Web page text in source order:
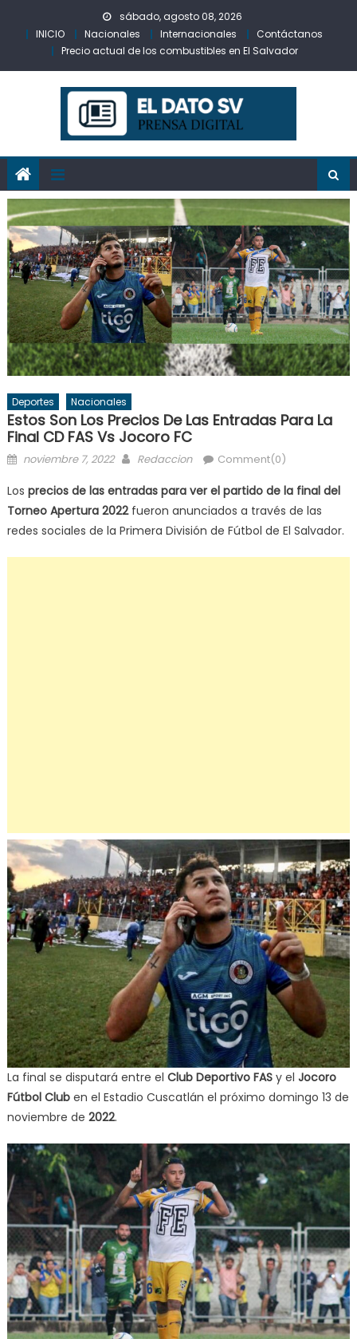
sábado, agosto 08, 2026
INICIO
Nacionales Internacionales
Contáctanos
Precio actual de los combustibles en El Salvador
Deportes Nacionales
Estos Son Los Precios De Las Entradas Para La
Final CD FAS Vs Jocoro FC
Posted
noviembre 7, 2022 Author
Redaccion Comment(0)
Los precios de las entradas para ver el partido de la final del
Torneo Apertura 2022fueron anunciados a través de las
redes sociales de la Primera División de Fútbol de El Salvador.
La final se disputará entre el Club Deportivo FAS y el Jocoro
Fútbol Club en el Estadio Cuscatlán el próximo domingo 13 de
noviembre de 2022.